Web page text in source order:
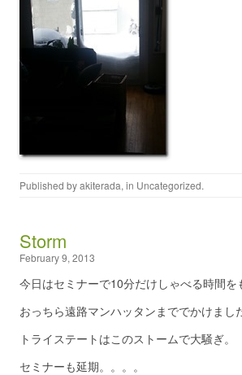
Published byakiterada, in Uncategorized.
Storm
February 9, 2013
今日はセミナーで10分だけしゃべる時間を
おっちら遠路マンハッタンまででかけまし
トライステートはこのストームで大騒ぎ。
セミナーも延期。。。。